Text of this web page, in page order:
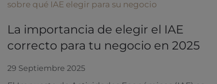
La importancia de elegir el IAE
correcto para tu negocio en 2025
29 Septiembre 2025